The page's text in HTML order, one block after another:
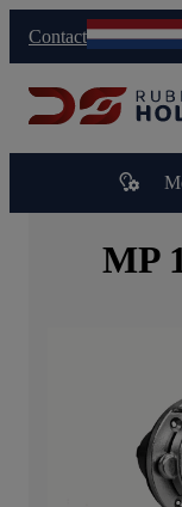
Contact
MP